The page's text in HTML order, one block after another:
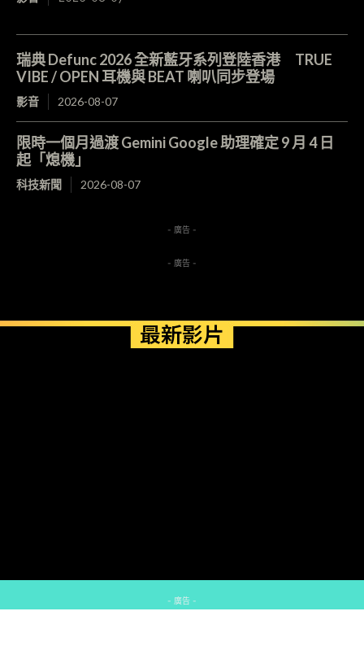
瑞典 Defunc 2026 全新藍牙系列登陸香港 TRUE
VIBE / OPEN 耳機與 BEAT 喇叭同步登場
影音 2026-08-07
限時一個月過渡 Gemini Google 助理確定 9 月 4 日
起「熄機」
科技新聞 2026-08-07
- 廣告 -
- 廣告 -
最新影片
- 廣告 -